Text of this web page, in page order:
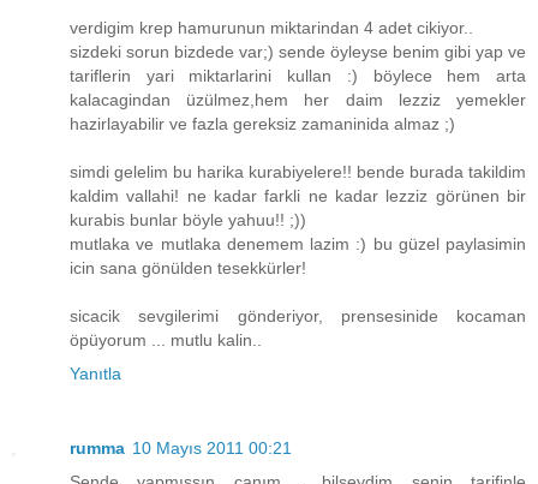
verdigim krep hamurunun miktarindan 4 adet cikiyor..
sizdeki sorun bizdede var;) sende öyleyse benim gibi yap ve
tariflerin yari miktarlarini kullan :) böylece hem arta
kalacagindan üzülmez,hem her daim lezziz yemekler
hazirlayabilir ve fazla gereksiz zamaninida almaz ;)
simdi gelelim bu harika kurabiyelere!! bende burada takildim
kaldim vallahi! ne kadar farkli ne kadar lezziz görünen bir
kurabis bunlar böyle yahuu!! ;))
mutlaka ve mutlaka denemem lazim :) bu güzel paylasimin
icin sana gönülden tesekkürler!
sicacik sevgilerimi gönderiyor, prensesinide kocaman
öpüyorum ... mutlu kalin..
Yanıtla
rumma 10 Mayıs 2011 00:21